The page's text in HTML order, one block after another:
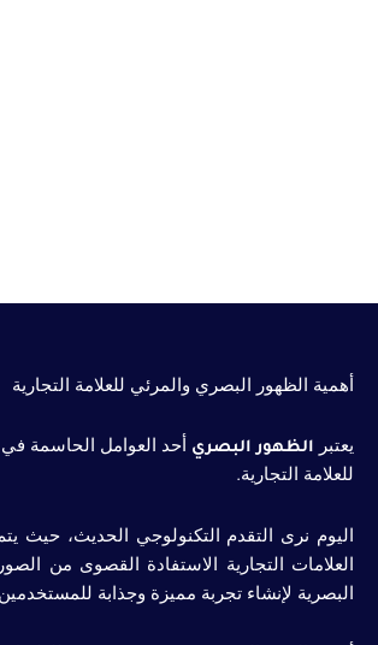
أهمية الظهور البصري والمرئي للعلامة التجارية
يعتبر الظهور البصري أحد العوامل الحاسمة
للعلامة التجارية.
اليوم نرى التقدم التكنولوجي الحديث، حيث
العلامات التجارية الاستفادة القصوى من
البصرية لإنشاء تجربة مميزة وجذابة